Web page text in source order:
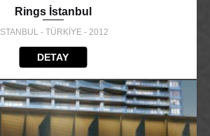
Rings İstanbul
İSTANBUL - TÜRKİYE - 2012
DETAY